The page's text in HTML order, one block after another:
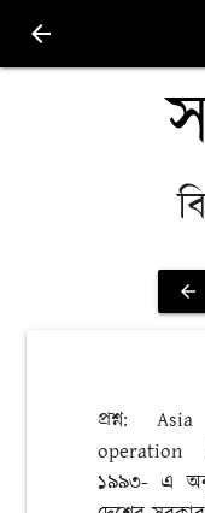
arrow_back
arrow_back
প্রশ্ন:
operation
১৯৯৩- এ